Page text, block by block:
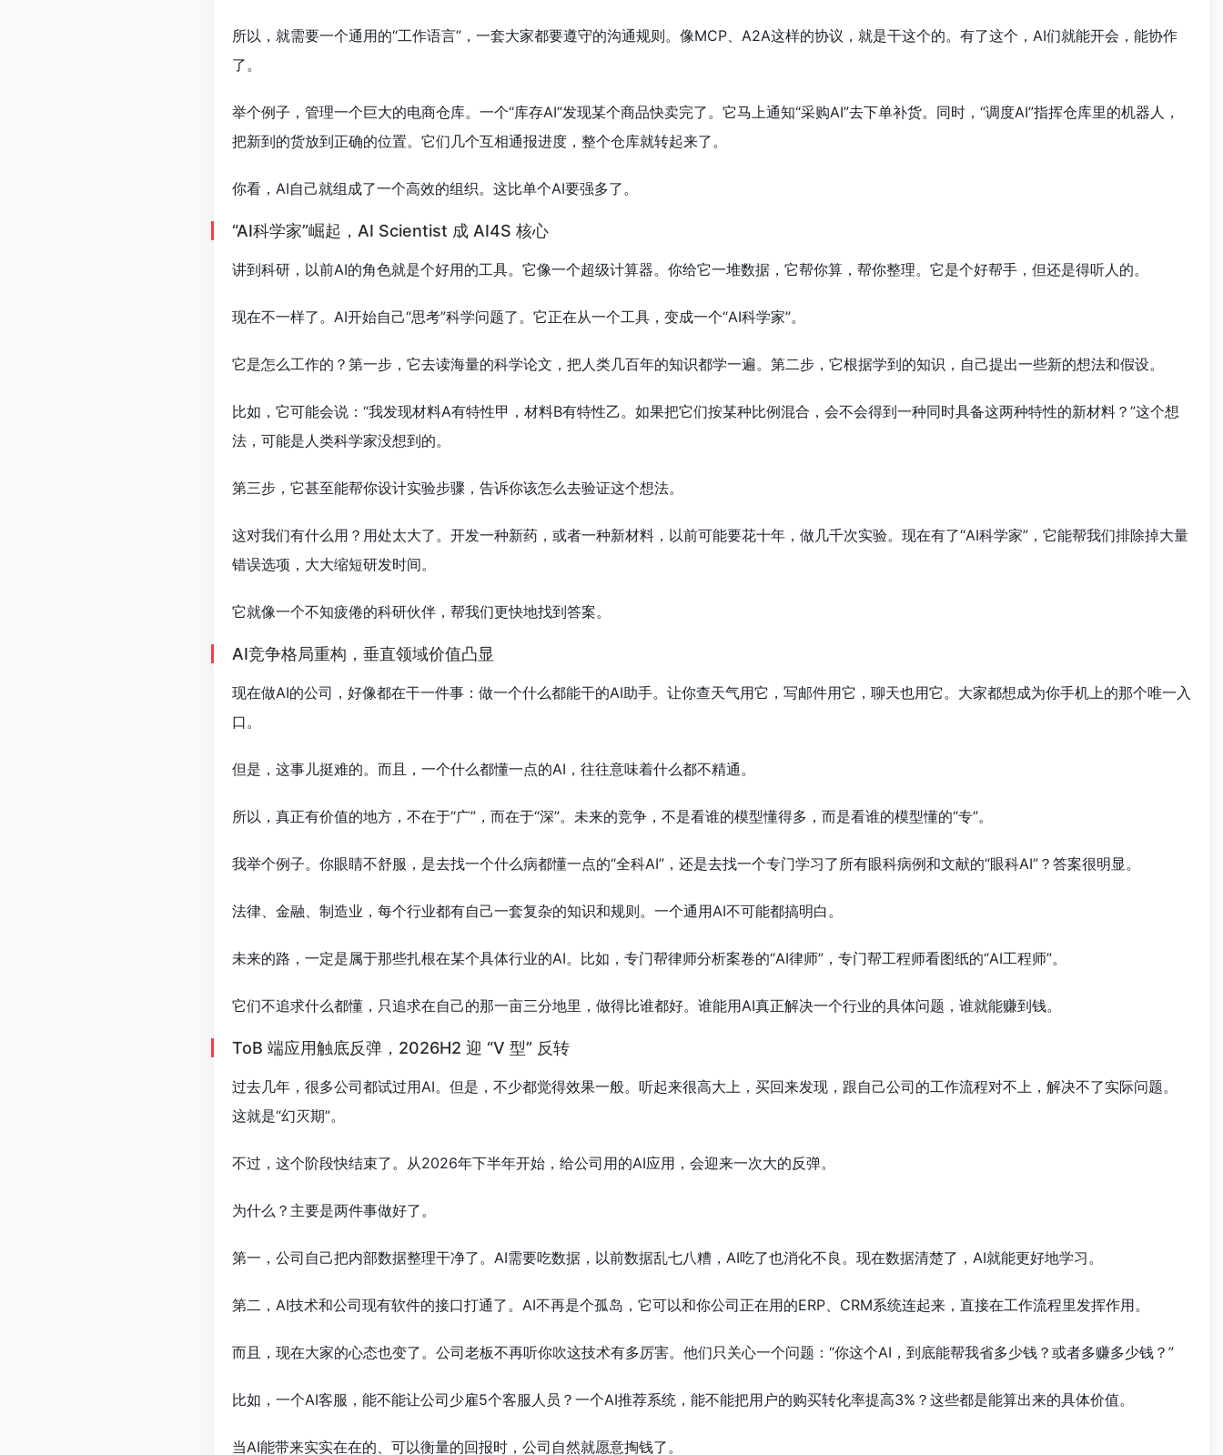
所以，就需要一个通用的“工作语言”，一套大家都要遵守的沟通规则。像MCP、A2A这样的协议，就是干这个的。有了这个，AI们就能开会，能协作
了。
举个例子，管理一个巨大的电商仓库。一个“库存AI”发现某个商品快卖完了。它马上通知“采购AI”去下单补货。同时，“调度AI”指挥仓库里的机器人，
把新到的货放到正确的位置。它们几个互相通报进度，整个仓库就转起来了。
你看，AI自己就组成了一个高效的组织。这比单个AI要强多了。
“AI科学家”崛起，AI Scientist 成 AI4S 核心
讲到科研，以前AI的角色就是个好用的工具。它像一个超级计算器。你给它一堆数据，它帮你算，帮你整理。它是个好帮手，但还是得听人的。
现在不一样了。AI开始自己“思考”科学问题了。它正在从一个工具，变成一个“AI科学家”。
它是怎么工作的？第一步，它去读海量的科学论文，把人类几百年的知识都学一遍。第二步，它根据学到的知识，自己提出一些新的想法和假设。
比如，它可能会说：“我发现材料A有特性甲，材料B有特性乙。如果把它们按某种比例混合，会不会得到一种同时具备这两种特性的新材料？”这个想
法，可能是人类科学家没想到的。
第三步，它甚至能帮你设计实验步骤，告诉你该怎么去验证这个想法。
这对我们有什么用？用处太大了。开发一种新药，或者一种新材料，以前可能要花十年，做几千次实验。现在有了“AI科学家”，它能帮我们排除掉大量
错误选项，大大缩短研发时间。
它就像一个不知疲倦的科研伙伴，帮我们更快地找到答案。
AI竞争格局重构，垂直领域价值凸显
现在做AI的公司，好像都在干一件事：做一个什么都能干的AI助手。让你查天气用它，写邮件用它，聊天也用它。大家都想成为你手机上的那个唯一入
口。
但是，这事儿挺难的。而且，一个什么都懂一点的AI，往往意味着什么都不精通。
所以，真正有价值的地方，不在于“广”，而在于“深”。未来的竞争，不是看谁的模型懂得多，而是看谁的模型懂的“专”。
我举个例子。你眼睛不舒服，是去找一个什么病都懂一点的“全科AI”，还是去找一个专门学习了所有眼科病例和文献的“眼科AI”？答案很明显。
法律、金融、制造业，每个行业都有自己一套复杂的知识和规则。一个通用AI不可能都搞明白。
未来的路，一定是属于那些扎根在某个具体行业的AI。比如，专门帮律师分析案卷的“AI律师”，专门帮工程师看图纸的“AI工程师”。
它们不追求什么都懂，只追求在自己的那一亩三分地里，做得比谁都好。谁能用AI真正解决一个行业的具体问题，谁就能赚到钱。
ToB 端应用触底反弹，2026H2 迎 “V 型” 反转
过去几年，很多公司都试过用AI。但是，不少都觉得效果一般。听起来很高大上，买回来发现，跟自己公司的工作流程对不上，解决不了实际问题。
这就是“幻灭期”。
不过，这个阶段快结束了。从2026年下半年开始，给公司用的AI应用，会迎来一次大的反弹。
为什么？主要是两件事做好了。
第一，公司自己把内部数据整理干净了。AI需要吃数据，以前数据乱七八糟，AI吃了也消化不良。现在数据清楚了，AI就能更好地学习。
第二，AI技术和公司现有软件的接口打通了。AI不再是个孤岛，它可以和你公司正在用的ERP、CRM系统连起来，直接在工作流程里发挥作用。
而且，现在大家的心态也变了。公司老板不再听你吹这技术有多厉害。他们只关心一个问题：“你这个AI，到底能帮我省多少钱？或者多赚多少钱？”
比如，一个AI客服，能不能让公司少雇5个客服人员？一个AI推荐系统，能不能把用户的购买转化率提高3%？这些都是能算出来的具体价值。
当AI能带来实实在在的、可以衡量的回报时，公司自然就愿意掏钱了。